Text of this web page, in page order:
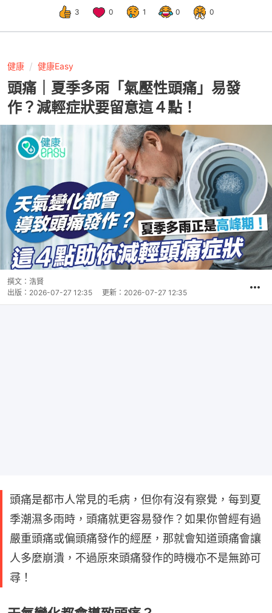
3 0 1 0 0
健康 健康Easy
頭痛｜夏季多雨「氣壓性頭痛」易發
作？減輕症狀要留意這４點！
撰文： 浩賢
出版： 2026-07-27 12:35 更新： 2026-07-27 12:35
頭痛是都市人常見的毛病，但你有沒有察覺，每到夏
季潮濕多雨時，頭痛就更容易發作？如果你曾經有過
嚴重頭痛或偏頭痛發作的經歷，那就會知道頭痛會讓
人多麼崩潰，不過原來頭痛發作的時機亦不是無跡可
尋！